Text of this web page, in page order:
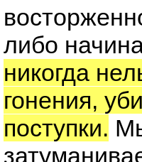
либо
никогда
гонения,
поступки.